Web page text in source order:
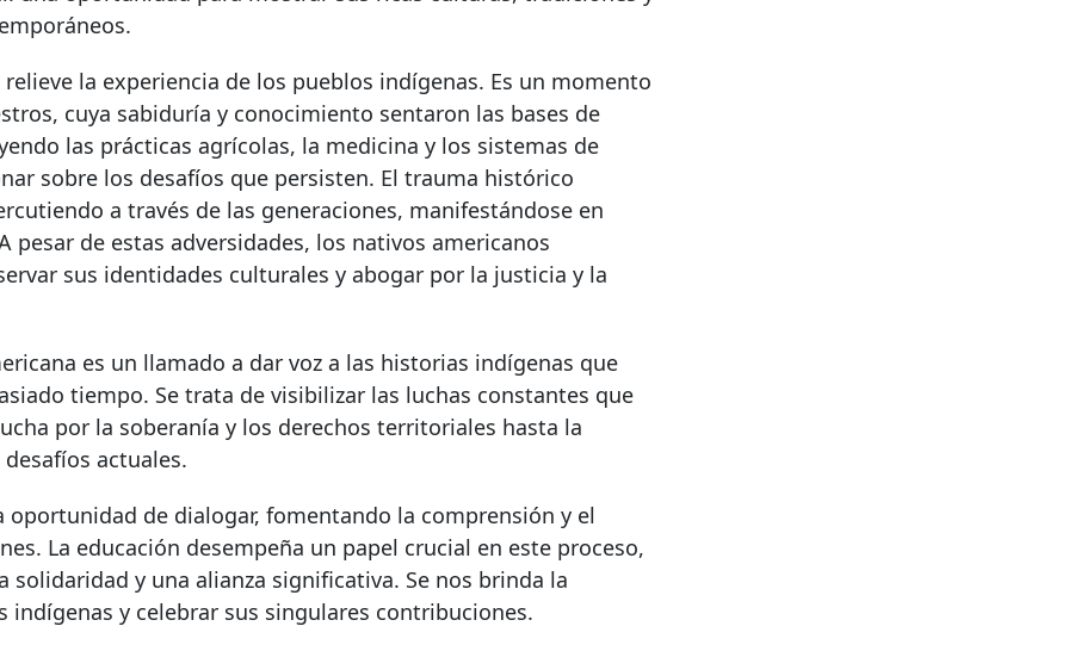
la experiencia de los pueblos indígenas. Es un momento
cuya sabiduría y conocimiento sentaron las bases de
las prácticas agrícolas, la medicina y los sistemas de
sobre los desafíos que persisten. El trauma histórico
a través de las generaciones, manifestándose en
pesar de estas adversidades, los nativos americanos
sus identidades culturales y abogar por la justicia y la
es un llamado a dar voz a las historias indígenas que
tiempo. Se trata de visibilizar las luchas constantes que
por la soberanía y los derechos territoriales hasta la
actuales.
oportunidad de dialogar, fomentando la comprensión y el
La educación desempeña un papel crucial en este proceso,
y una alianza significativa. Se nos brinda la
y celebrar sus singulares contribuciones.